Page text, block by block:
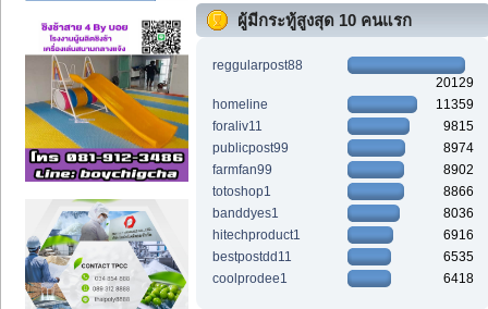
ผู้มีกระทู้สูงสุด 10 คนแรก
reggularpost88
20129
homeline
11359
foraliv11
9815
publicpost99
8974
farmfan99
8902
totoshop1
8866
banddyes1
8036
hitechproduct1
6916
bestpostdd11
6535
coolprodee1
6418